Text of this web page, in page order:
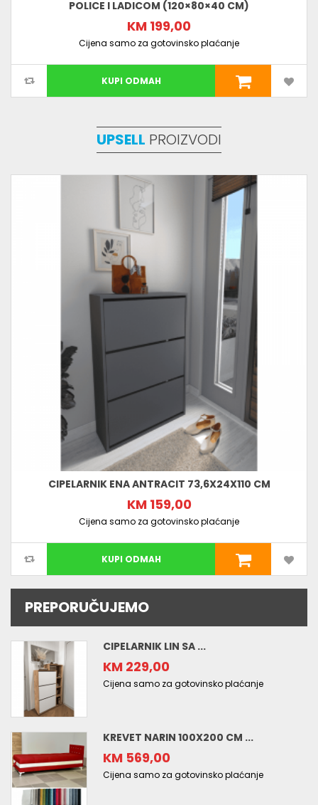
POLICE I LADICOM (120×80×40 CM)
KM 199,00
Cijena samo za gotovinsko plaćanje
KUPI ODMAH
UPSELL PROIZVODI
CIPELARNIK ENA ANTRACIT 73,6X24X110 CM
KM 159,00
Cijena samo za gotovinsko plaćanje
KUPI ODMAH
PREPORUČUJEMO
CIPELARNIK LIN SA ...
KM 229,00
Cijena samo za gotovinsko plaćanje
KREVET NARIN 100X200 CM ...
KM 569,00
Cijena samo za gotovinsko plaćanje